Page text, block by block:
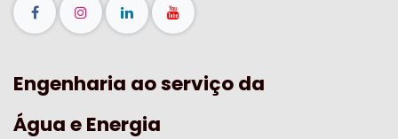
Engenharia ao serviço da
Água e Energia